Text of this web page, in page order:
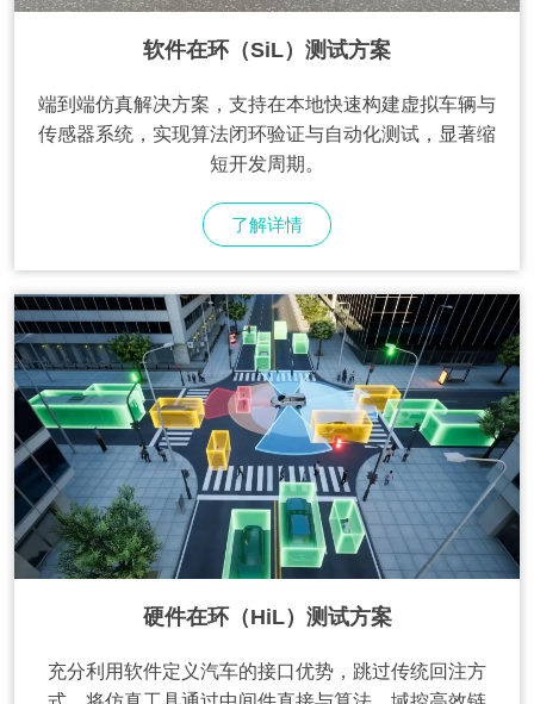
软件在环（SiL）测试方案
端到端仿真解决方案，支持在本地快速构建虚拟车辆与
传感器系统，实现算法闭环验证与自动化测试，显著缩
短开发周期。
了解详情
硬件在环（HiL）测试方案
充分利用软件定义汽车的接口优势，跳过传统回注方